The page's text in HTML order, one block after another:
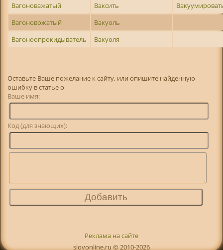
Вагоноважатый
Ваксить
Вагоновожатый
Вакуоль
Вагоноопрокидыватель
Вакуоля
Оставьте Ваше пожелание к сайту, или опишите найденную
ошибку в статье о
Ваше имя:
Код (для знающих):
Реклама на сайте
slovonline.ru © 2010-2026